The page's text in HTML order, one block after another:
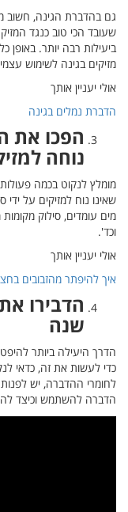
את זה
לכם
להדברת
למקום
מקורות
מזון
באשר
חומרי